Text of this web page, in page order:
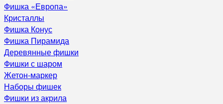
Фишка «Европа»
Кристаллы
Фишка Конус
Фишка Пирамида
Деревянные фишки
Фишки с шаром
Жетон-маркер
Наборы фишек
Фишки из акрила